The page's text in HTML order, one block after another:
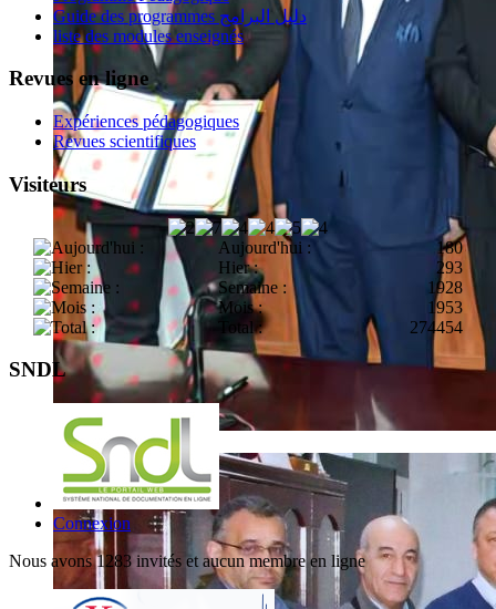
Guide des programmes دليل البرامج
liste des modules enseignés
Revues en ligne
Expériences pédagogiques
Revues scientifiques
Visiteurs
Aujourd'hui :
180
Hier :
293
Semaine :
1928
Mois :
1953
Total :
274454
SNDL
Connexion
Nous avons 1283 invités et aucun membre en ligne